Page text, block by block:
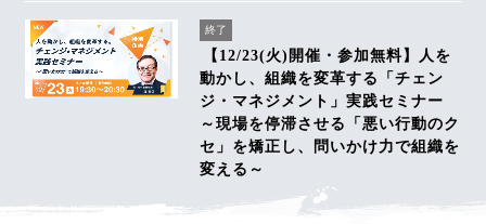
終了
【12/23(火)開催・参加無料】人を
動かし、組織を変革する「チェン
ジ・マネジメント」実践セミナー
～現場を停滞させる「悪い行動のク
セ」を矯正し、問いかけ力で組織を
変える～